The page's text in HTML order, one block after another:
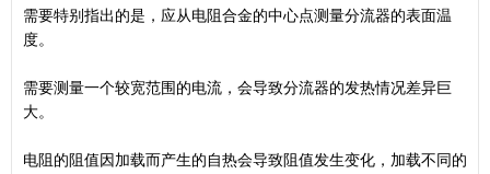
需要特别指出的是，应从电阻合金的中心点测量分流器的表面温
度。
需要测量一个较宽范围的电流，会导致分流器的发热情况差异巨
大。
电阻的阻值因加载而产生的自热会导致阻值发生变化，加载不同的